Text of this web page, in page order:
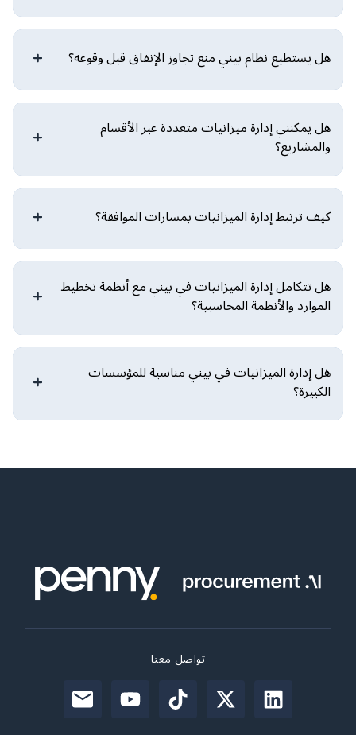
هل يستطيع نظام بيني منع تجاوز الإنفاق قبل وقوعه؟
هل يمكنني إدارة ميزانيات متعددة عبر الأقسام
والمشاريع؟
كيف ترتبط إدارة الميزانيات بمسارات الموافقة؟
هل تتكامل إدارة الميزانيات في بيني مع أنظمة تخطيط
الموارد والأنظمة المحاسبية؟
هل إدارة الميزانيات في بيني مناسبة للمؤسسات
الكبيرة؟
تواصل معنا